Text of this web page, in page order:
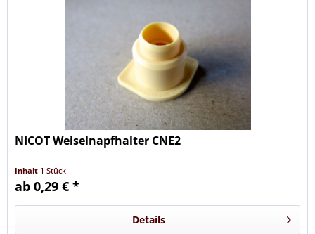
NICOT Weiselnapfhalter CNE2
Inhalt 1 Stück
ab 0,29 € *
Details